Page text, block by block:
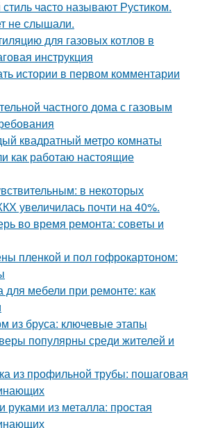
часто называют Рустиком.
не слышали.
для газовых котлов в
инструкция
истории в первом комментарии
частного дома с газовым
квадратный метро комнаты
как работаю настоящие
в некоторых
увеличилась почти на 40%.
во время ремонта: советы и
пленкой и пол гофрокартоном:
для мебели при ремонте: как
из бруса: ключевые этапы
популярны среди жителей и
из профильной трубы: пошаговая
руками из металла: простая